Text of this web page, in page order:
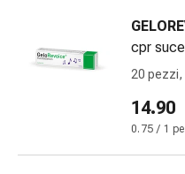
accessori
Detergente
Tessuti
Raffreddore
cpr
20 pezzi,
14.90
0.75 / 1